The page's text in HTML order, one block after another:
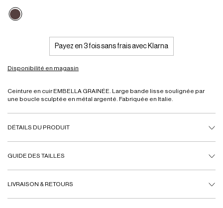
Sélectionné
Payez en 3 fois sans frais avec Klarna
Disponibilité en magasin
Ceinture en cuir EMBELLA GRAINÉE. Large bande lisse soulignée par
une boucle sculptée en métal argenté. Fabriquée en Italie.
DÉTAILS DU PRODUIT
GUIDE DES TAILLES
LIVRAISON & RETOURS